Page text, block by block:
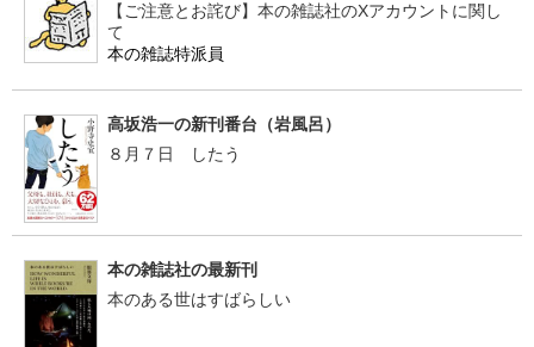
【ご注意とお詫び】本の雑誌社のXアカウントに関し
て
本の雑誌特派員
高坂浩一の新刊番台（岩風呂）
８月７日 したう
本の雑誌社の最新刊
本のある世はすばらしい